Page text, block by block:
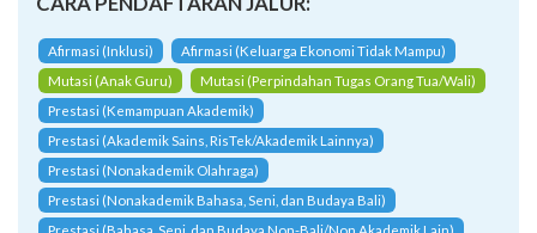
CARA PENDAFTARAN JALUR:
Afirmasi (Inklusi)
Afirmasi (Keluarga Ekonomi Tidak Mampu)
Mutasi (Anak Guru)
Mutasi (Perpindahan Tugas Orang Tua/Wali)
Prestasi (Kemampuan Akademik)
Prestasi (Akademik Sains, RisTek/Akademik Lainnya)
Prestasi (Nonakademik Olahraga)
Prestasi (Nonakademik Bahasa, Seni, dan Budaya Bali)